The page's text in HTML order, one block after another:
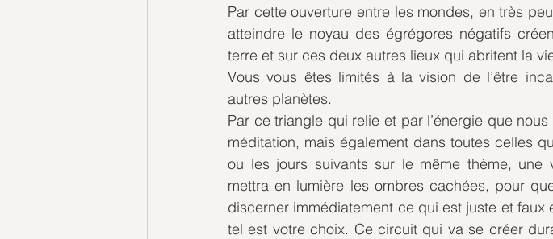
Par cette ouverture entre les mondes, en très
atteindre le noyau des égrégores négatifs
terre et sur ces deux autres lieux qui abritent la
Vous vous êtes limités à la vision de l’être
autres planètes.
Par ce triangle qui relie et par l’énergie que
méditation, mais également dans toutes celles
ou les jours suivants sur le même thème, une
mettra en lumière les ombres cachées, pour
discerner immédiatement ce qui est juste et
tel est votre choix. Ce circuit qui va se créer